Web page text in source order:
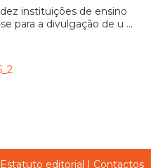
instituições de ensino
para a divulgação de u ...
Estatuto editorial Contactos